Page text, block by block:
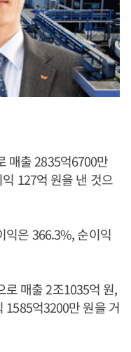
매출 2835억6700만
127억 원을 낸 것으
익은 366.3%, 순이익
로 매출 2조1035억 원,
1585억3200만 원을 거